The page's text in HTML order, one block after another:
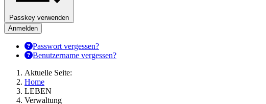
Passkey verwenden
Anmelden
Passwort vergessen?
Benutzername vergessen?
Aktuelle Seite:
Home
LEBEN
Verwaltung